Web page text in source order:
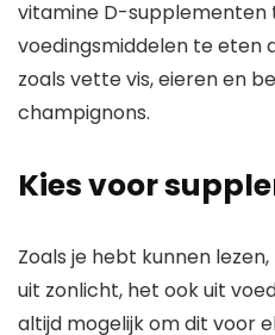
vitamine D-supplementen
voedingsmiddelen te eten
zoals vette vis, eieren en
champignons.
Kies voor
Zoals je hebt kunnen
uit zonlicht, het ook uit
altijd mogelijk om dit voor